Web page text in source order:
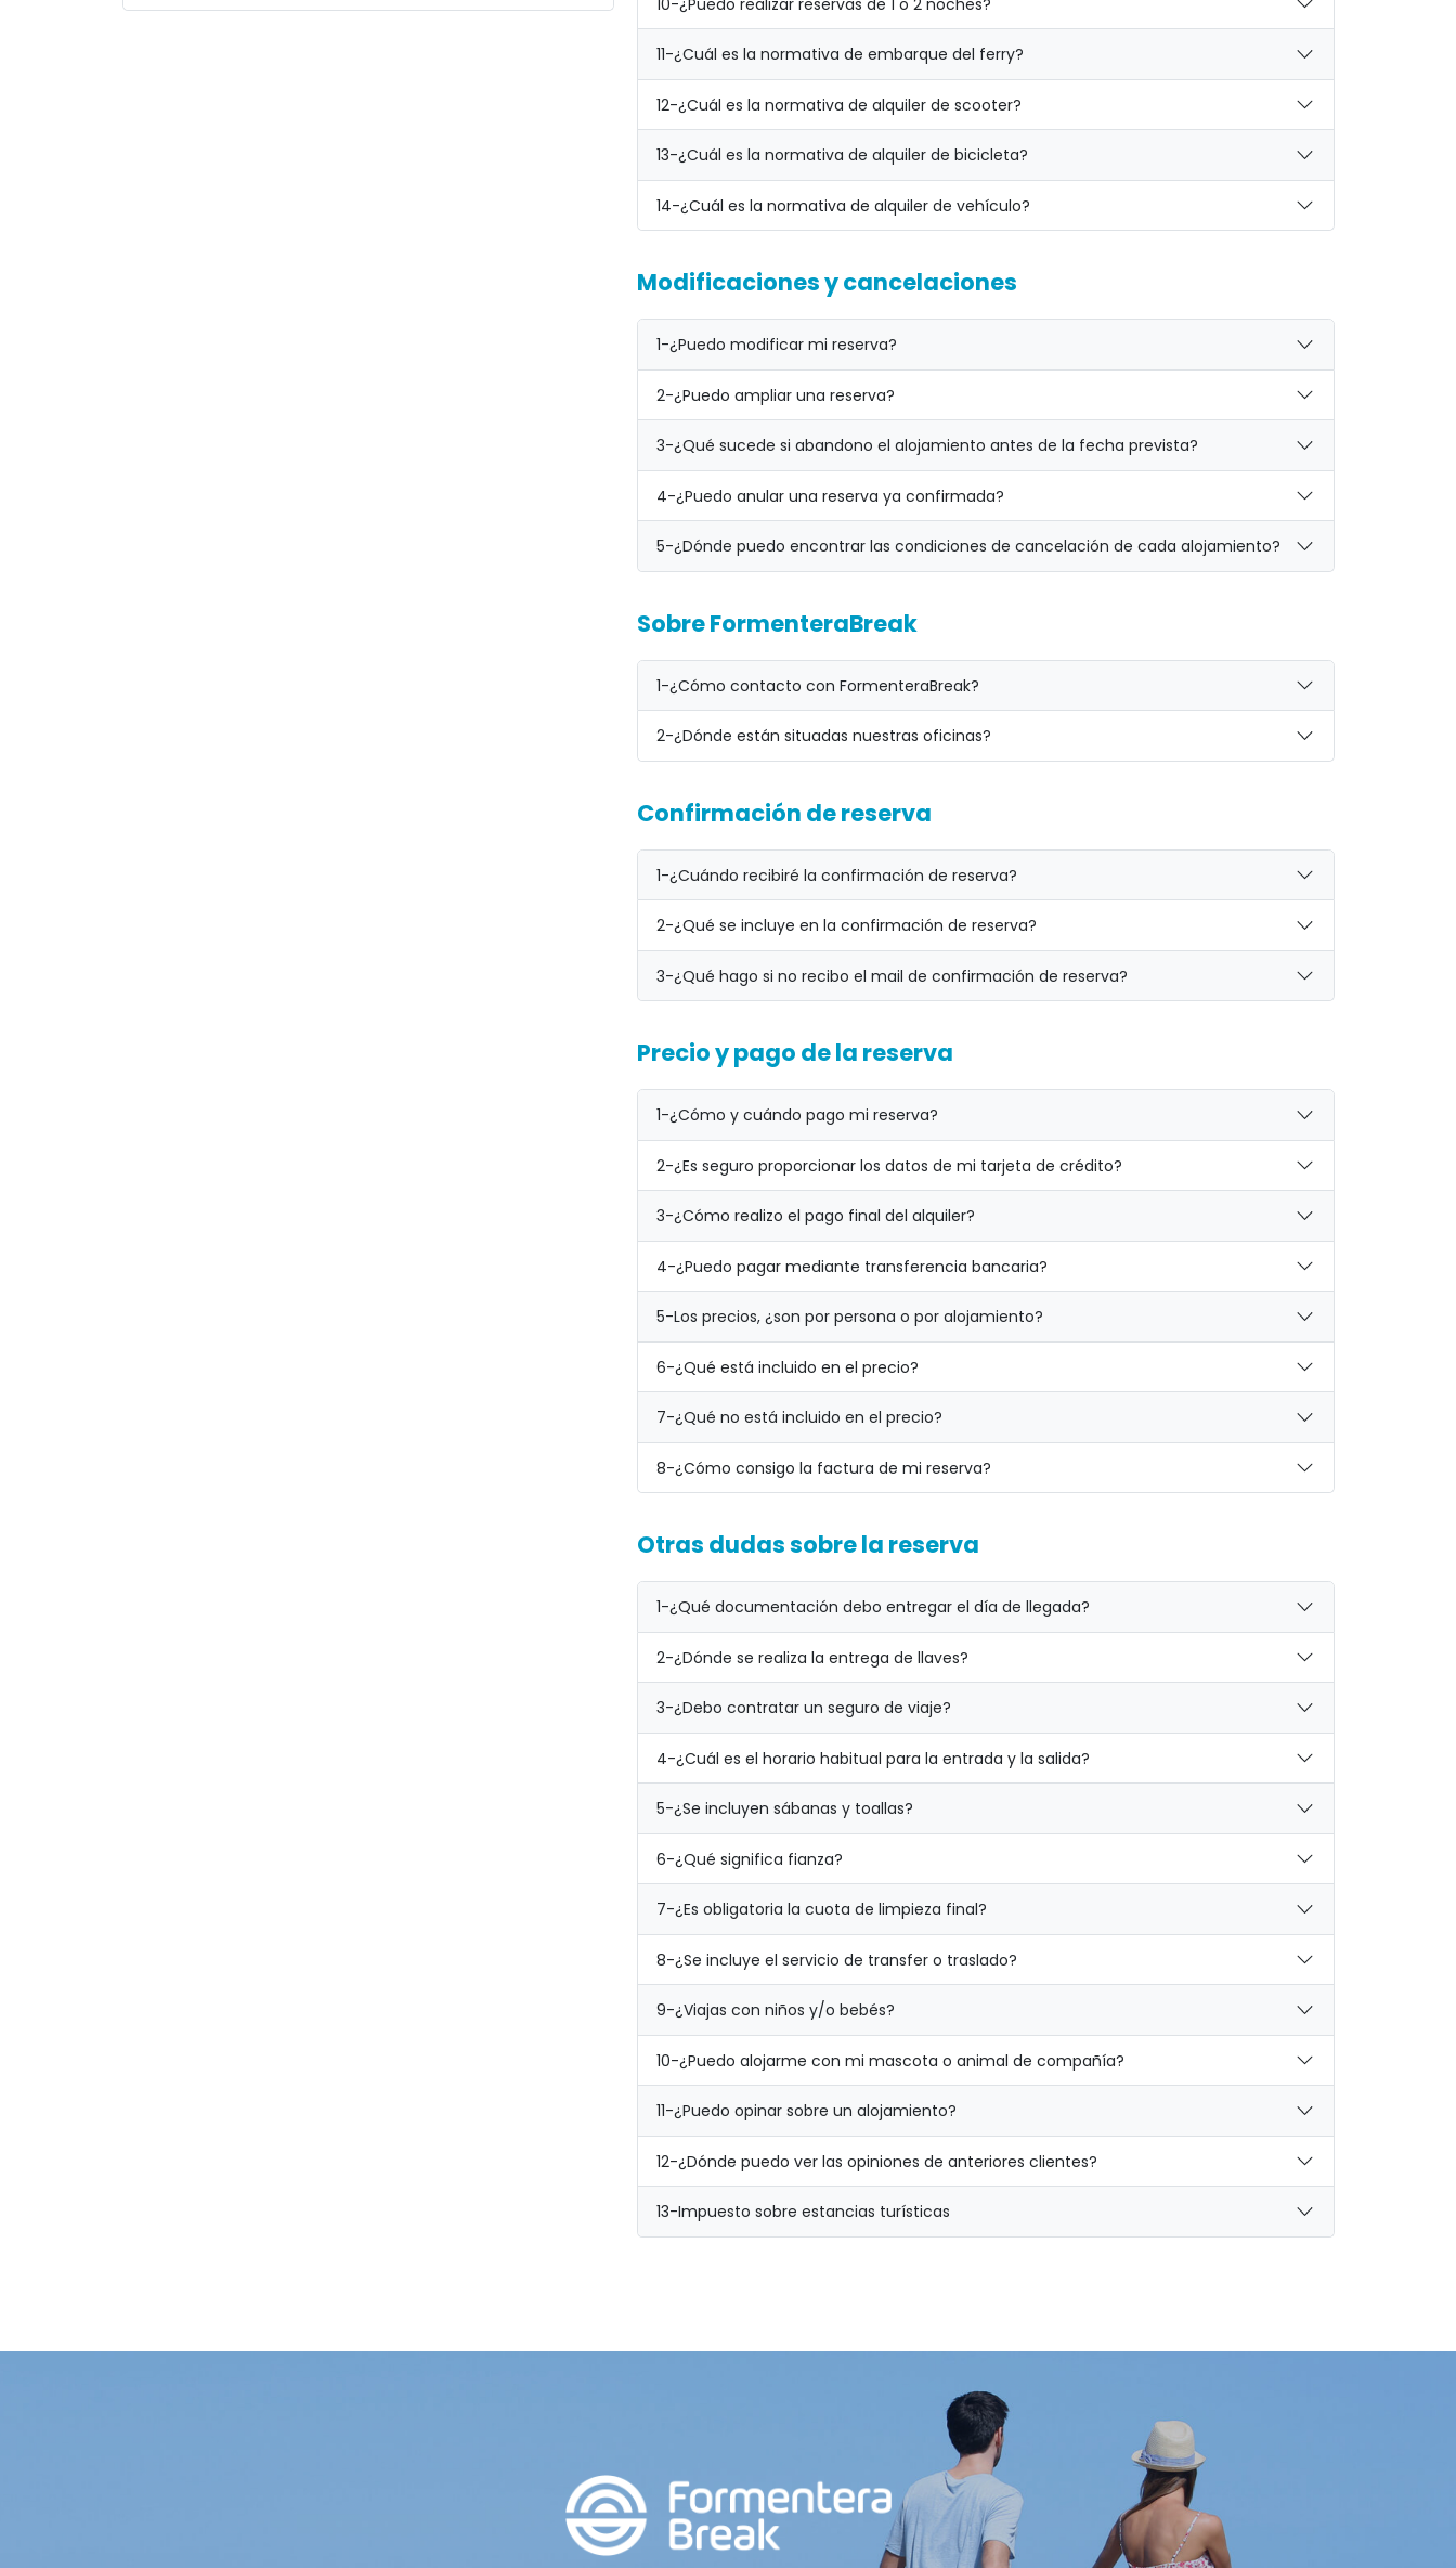
11-¿Cuál es la normativa de embarque del ferry?
12-¿Cuál es la normativa de alquiler de scooter?
13-¿Cuál es la normativa de alquiler de bicicleta?
14-¿Cuál es la normativa de alquiler de vehículo?
Modificaciones y cancelaciones
1-¿Puedo modificar mi reserva?
2-¿Puedo ampliar una reserva?
3-¿Qué sucede si abandono el alojamiento antes de la fecha prevista?
4-¿Puedo anular una reserva ya confirmada?
5-¿Dónde puedo encontrar las condiciones de cancelación de cada alojamiento?
Sobre FormenteraBreak
1-¿Cómo contacto con FormenteraBreak?
2-¿Dónde están situadas nuestras oficinas?
Confirmación de reserva
1-¿Cuándo recibiré la confirmación de reserva?
2-¿Qué se incluye en la confirmación de reserva?
3-¿Qué hago si no recibo el mail de confirmación de reserva?
Precio y pago de la reserva
1-¿Cómo y cuándo pago mi reserva?
2-¿Es seguro proporcionar los datos de mi tarjeta de crédito?
3-¿Cómo realizo el pago final del alquiler?
4-¿Puedo pagar mediante transferencia bancaria?
5-Los precios, ¿son por persona o por alojamiento?
6-¿Qué está incluido en el precio?
7-¿Qué no está incluido en el precio?
8-¿Cómo consigo la factura de mi reserva?
Otras dudas sobre la reserva
1-¿Qué documentación debo entregar el día de llegada?
2-¿Dónde se realiza la entrega de llaves?
3-¿Debo contratar un seguro de viaje?
4-¿Cuál es el horario habitual para la entrada y la salida?
5-¿Se incluyen sábanas y toallas?
6-¿Qué significa fianza?
7-¿Es obligatoria la cuota de limpieza final?
8-¿Se incluye el servicio de transfer o traslado?
9-¿Viajas con niños y/o bebés?
10-¿Puedo alojarme con mi mascota o animal de compañía?
11-¿Puedo opinar sobre un alojamiento?
12-¿Dónde puedo ver las opiniones de anteriores clientes?
13-Impuesto sobre estancias turísticas